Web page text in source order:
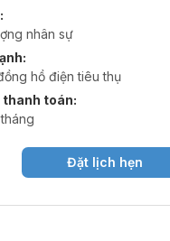
nhân sự
hồ điện tiêu thụ
toán:
Đặt lịch hẹn